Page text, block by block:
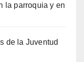
la parroquia y en
de la Juventud